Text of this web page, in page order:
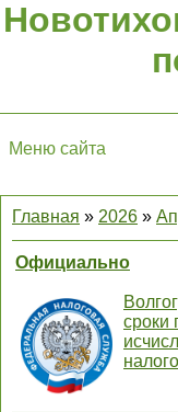
Меню сайта
Главная » 2026 »
Официально
сроки